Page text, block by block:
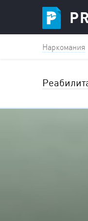
Наркомания